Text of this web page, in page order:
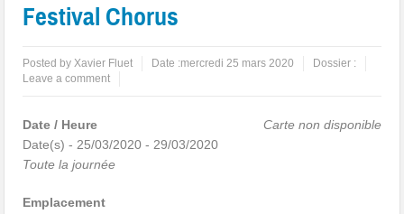
Festival Chorus
Posted byXavier Fluet Date :mercredi 25 mars 2020
Dossier :
Leave a comment
Carte non disponible
Date / Heure
Date(s) - 25/03/2020 - 29/03/2020
Toute la journée
Emplacement